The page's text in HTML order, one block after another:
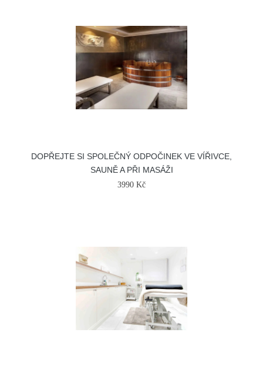
DOPŘEJTE SI SPOLEČNÝ ODPOČINEK VE VÍŘIVCE,
SAUNĚ A PŘI MASÁŽI
3990 Kč